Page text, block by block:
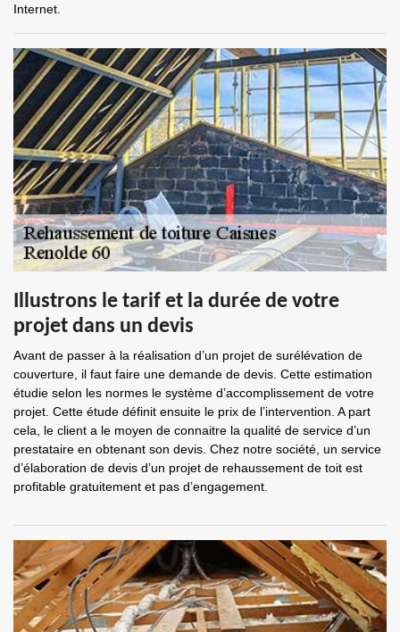
Internet.
Illustrons le tarif et la durée de votre
projet dans un devis
Avant de passer à la réalisation d’un projet de surélévation de
couverture, il faut faire une demande de devis. Cette estimation
étudie selon les normes le système d’accomplissement de votre
projet. Cette étude définit ensuite le prix de l’intervention. A part
cela, le client a le moyen de connaitre la qualité de service d’un
prestataire en obtenant son devis. Chez notre société, un service
d’élaboration de devis d’un projet de rehaussement de toit est
profitable gratuitement et pas d’engagement.